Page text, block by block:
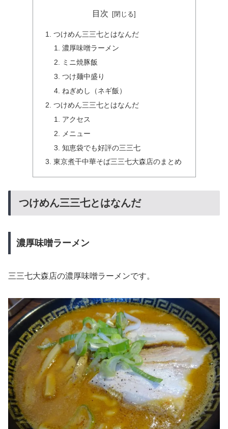
目次
つけめん三三七とはなんだ
濃厚味噌ラーメン
ミニ焼豚飯
つけ麺中盛り
ねぎめし（ネギ飯）
つけめん三三七とはなんだ
アクセス
メニュー
知恵袋でも好評の三三七
東京煮干中華そば三三七大森店のまとめ
つけめん三三七とはなんだ
濃厚味噌ラーメン
三三七大森店の濃厚味噌ラーメンです。